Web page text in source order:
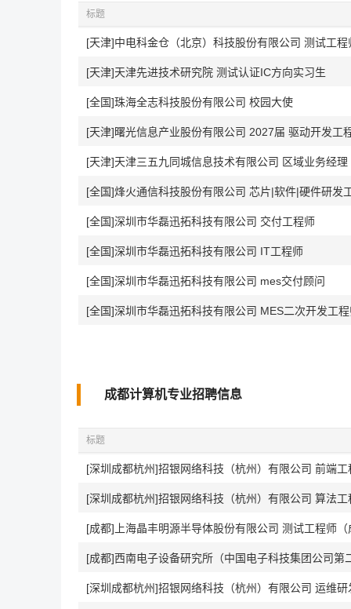
标题
[天津]中电科金仓（北京）科技股份有限公司 测试工
[天津]天津先进技术研究院 测试认证IC方向实习生
[全国]珠海全志科技股份有限公司 校园大使
[天津]曙光信息产业股份有限公司 2027届 驱动开发工
[天津]天津三五九同城信息技术有限公司 区域业务经理
[全国]烽火通信科技股份有限公司 芯片|软件|硬件研发
[全国]深圳市华磊迅拓科技有限公司 交付工程师
[全国]深圳市华磊迅拓科技有限公司 IT工程师
[全国]深圳市华磊迅拓科技有限公司 mes交付顾问
[全国]深圳市华磊迅拓科技有限公司 MES二次开发工
成都计算机专业招聘信息
标题
[深圳成都杭州]招银网络科技（杭州）有限公司 前端
[深圳成都杭州]招银网络科技（杭州）有限公司 算法工
[成都]上海晶丰明源半导体股份有限公司 测试工程师
[成都]西南电子设备研究所（中国电子科技集团公司第
[深圳成都杭州]招银网络科技（杭州）有限公司 运维研